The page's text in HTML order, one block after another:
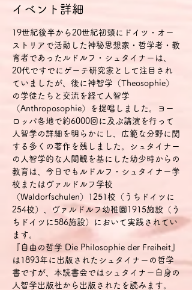
イベント詳細
19世紀後半から20世紀初頭にドイツ・オー
ストリアで活動した神秘思想家・哲学者・教
育者であったルドルフ・シュタイナーは、
20代ですでにゲーテ研究家として注目され
ていましたが、後に神智学（Theosophie）
の学徒たちと交流を経て人智学
（Anthroposophie）を提唱しました。ヨー
ロッパ各地で約6000回に及ぶ講演を行って
人智学の詳細を明らかにし、広範な分野に関
する多くの著作を残しました。シュタイナー
の人智学的な人間観を基にした幼少時からの
教育は、今日でもルドルフ・シュタイナー学
校またはヴァルドルフ学校
（Waldorfschulen）1251校（うちドイツに
254校）、ヴァルドルフ幼稚園1915施設（う
ちドイツに586施設）において実践されてい
ます。
『自由の哲学 Die Philosophie der Freiheit』
は1893年に出版されたシュタイナーの哲学
書ですが、本読書会ではシュタイナー自身の
人智学出版社から出版された を読みます。